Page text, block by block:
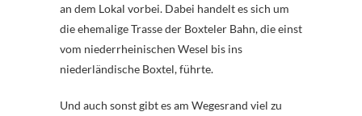
an dem Lokal vorbei. Dabei handelt es sich um
die ehemalige Trasse der Boxteler Bahn, die einst
vom niederrheinischen Wesel bis ins
niederländische Boxtel, führte.
Und auch sonst gibt es am Wegesrand viel zu